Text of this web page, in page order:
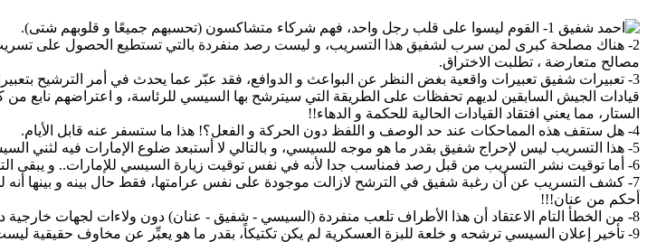
2- هناك مصلحة كبرى لمن سرب لشفيق هذا التسريب، و ليست رصد منفردة بالتي تستطيع الحصول على
مصالح متعارضة ، تطلبت الاختراق.
3- تعبيرات شفيق تعبيرات واقعية بغض النظر عن البواعث و الدوافع، فقد عبّر عما يحدث في أمر الترشيح
قيادات الجيش السابقين لديهم تحفظات على الطريقة التي سيترشح بها السيسي للرئاسة، و اعتراضهم
الستار، مما يعني افتقاد القيادات الحالية للحكمة و الدهاء!!
4- هل ستقف هذه المماحكات عند حد الوصف و اللفظ دون الحركة و الفعل؟! هذا ما ستسفر عنه قابل الأيام.
5- هذا التسريب ليس لإحراج شفيق بقدر ما هو موجه للسيسي، و بالتالي لا أستبعد ضلوع الإمارات فيه لثني السيسي عن الترشح.
6- أما توقيت نشر التسريب من قبل رصد فمناسب جدا لأنه في نفس توقيت زيارة السيسي للإمارات.. و يبقى التساؤل: تُرى ما الذي دار في الأروقة؟!
7- كشف التسريب عن أن رغبة شفيق في الترشح لازالت موجودة على نفس عرامتها، فقط حال بينه و بينها أنه
أحكم من عنان!!!
8- من الخطأ التام الاعتقاد أن هذا الأطراف تلعب منفردة (السيسي - شفيق - عنان) دون ولاءات لجهات خارجية داعمة لكل طرف.
9- تأخير إعلان السيسي ترشحه و خلعة للبزة العسكرية لم يكن تكتيكاً، بقدر ما هو يعبِّر عن مخاوف حقيقية ليست تجاه المعارضين له، بقدر ما أن باعثها فريق العمل و الجبهة التي يتزعمها.